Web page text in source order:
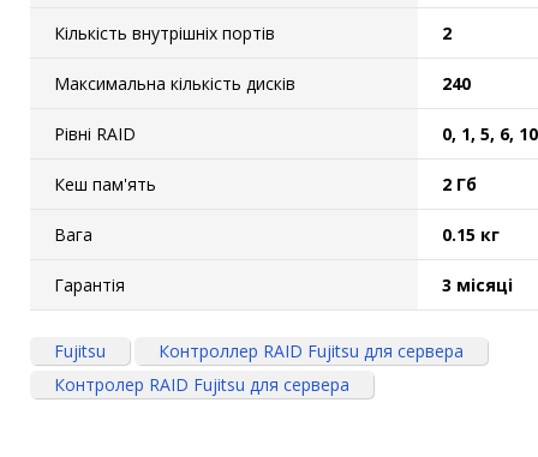
Кількість внутрішніх портів 2
Максимальна кількість дисків 240
Рівні RAID 0, 1, 5, 6,
Кеш пам'ять 2 Гб
Вага 0.15 кг
Гарантія 3 місяці
Fujitsu
Контроллер RAID Fujitsu для сервера
Контролер RAID Fujitsu для сервера